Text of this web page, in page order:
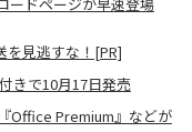
を見逃すな！[PR]
きで10月17日発売
Office Premium』などが